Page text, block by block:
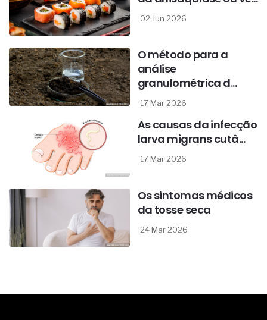
02 Jun 2026
O método para a
análise
granulométrica d...
17 Mar 2026
As causas da infecção
larva migrans cutâ...
17 Mar 2026
Os sintomas médicos
da tosse seca
24 Mar 2026